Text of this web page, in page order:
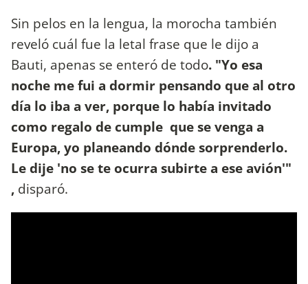
Sin pelos en la lengua, la morocha también
reveló cuál fue la letal frase que le dijo a
Bauti, apenas se enteró de todo. "Yo esa
noche me fui a dormir pensando que al otro
día lo iba a ver, porque lo había invitado
como regalo de cumple que se venga a
Europa, yo planeando dónde sorprenderlo.
Le dije 'no se te ocurra subirte a ese avión'"
, disparó.